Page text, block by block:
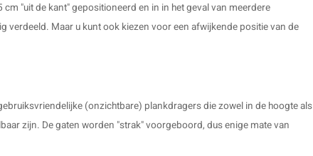
"uit de kant" gepositioneerd en in in het geval van meerdere
verdeeld. Maar u kunt ook kiezen voor een afwijkende positie van de
(onzichtbare) plankdragers die zowel in de hoogte als
zijn. De gaten worden "strak" voorgeboord, dus enige mate van